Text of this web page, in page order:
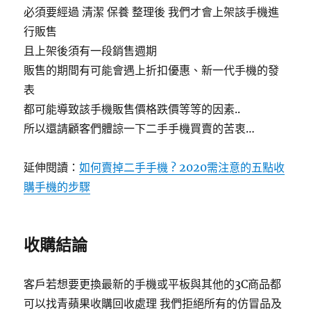
必須要經過 清潔 保養 整理後 我們才會上架該手機進
行販售
且上架後須有一段銷售週期
販售的期間有可能會遇上折扣優惠、新一代手機的發
表
都可能導致該手機販售價格跌價等等的因素..
所以還請顧客們體諒一下二手手機買賣的苦衷…
延伸閱讀：如何賣掉二手手機 ? 2020需注意的五點收
購手機的步驟
收購結論
客戶若想要更換最新的手機或平板與其他的3C商品都
可以找青蘋果收購回收處理 我們拒絕所有的仿冒品及